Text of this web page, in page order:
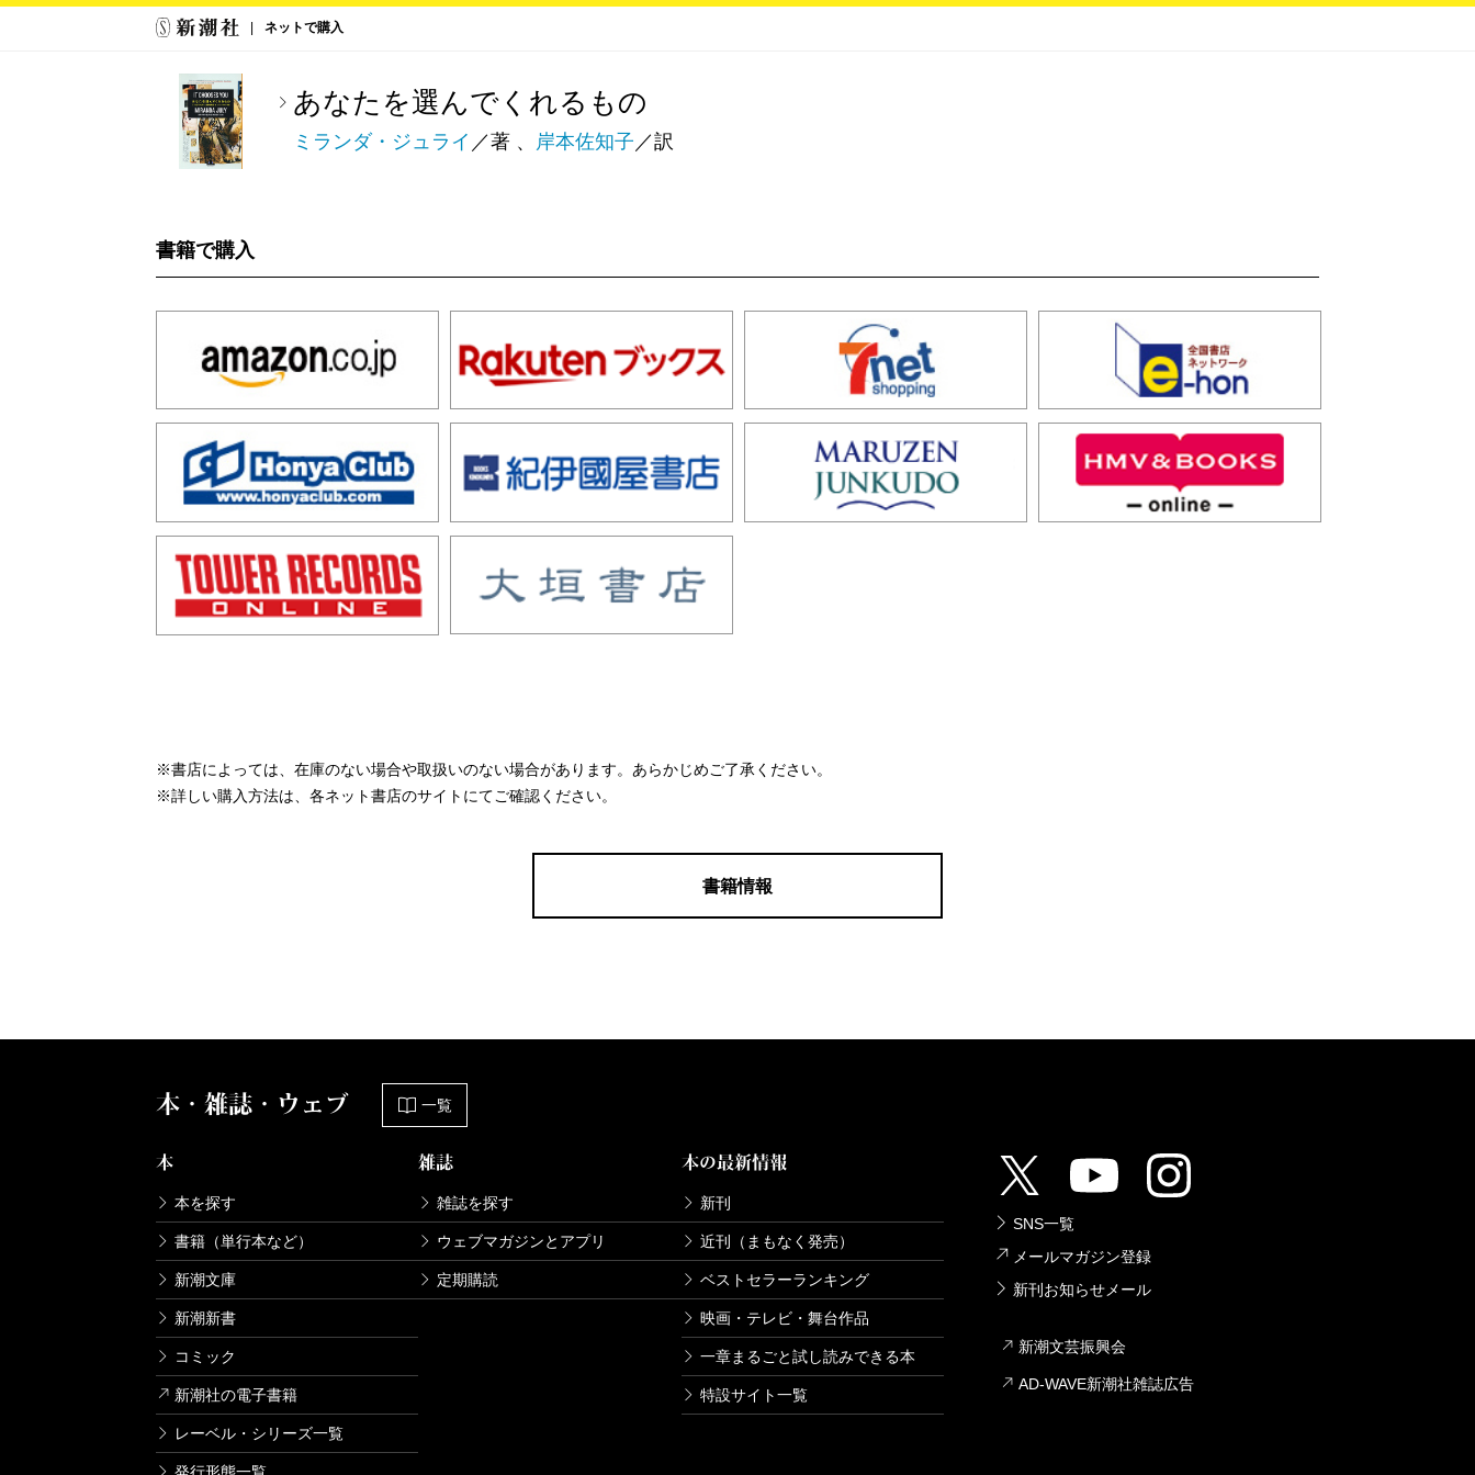
ネットで購入
あなたを選んでくれるもの
ミランダ・ジュライ ／著 、 岸本佐知子 ／訳
書籍で購入
※書店によっては、在庫のない場合や取扱いのない場合があります。あらかじめご了承ください。
※詳しい購入方法は、各ネット書店のサイトにてご確認ください。
書籍情報
本・雑誌・ウェブ 一覧
本
本を探す
書籍（単行本など）
新潮文庫
新潮新書
コミック
新潮社の電子書籍
レーベル・シリーズ一覧
雑誌
雑誌を探す
ウェブマガジンとアプリ
定期購読
本の最新情報
新刊
近刊（まもなく発売）
ベストセラーランキング
映画・テレビ・舞台作品
一章まるごと試し読みできる本
特設サイト一覧
SNS一覧
メールマガジン登録
新刊お知らせメール
新潮文芸振興会
AD-WAVE新潮社雑誌広告